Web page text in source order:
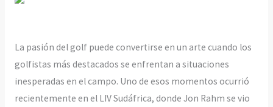
La pasión del golf puede convertirse en un arte cuando los
golfistas más destacados se enfrentan a situaciones
inesperadas en el campo. Uno de esos momentos ocurrió
recientemente en el LIV Sudáfrica, donde Jon Rahm se vio